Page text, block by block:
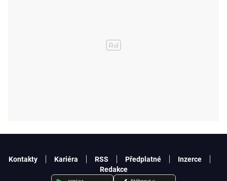
Kontakty Kariéra RSS Předplatné
Inzerce
Redakce